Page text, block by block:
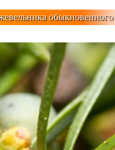
обыкновенного